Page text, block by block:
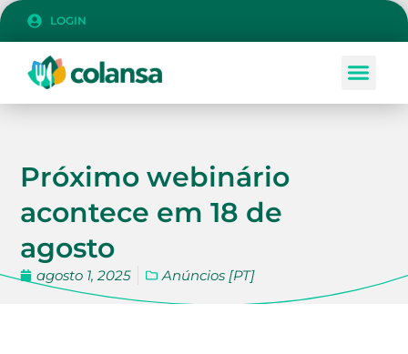
LOGIN
Próximo webinário
acontece em 18 de
agosto
agosto 1, 2025 Anúncios [PT]